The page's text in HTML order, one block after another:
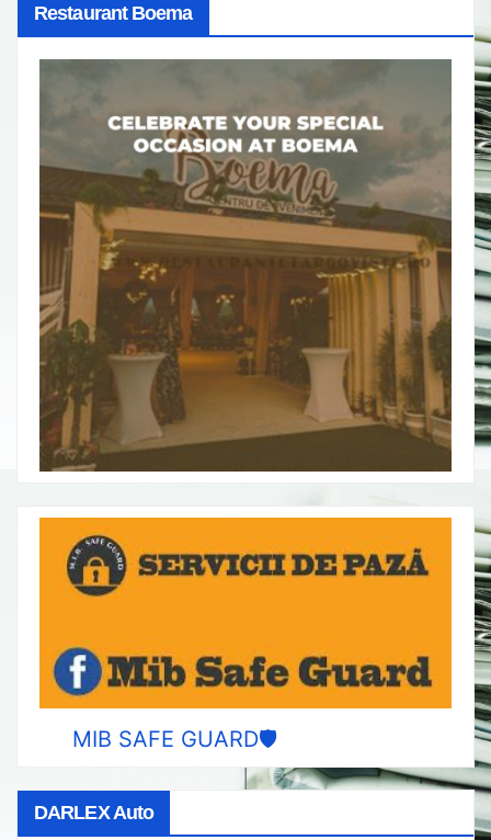
Restaurant Boema
MIB SAFE GUARD🛡️
DARLEX Auto